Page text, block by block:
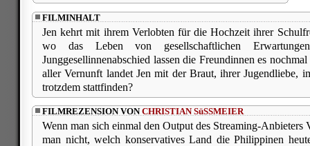
FILMINHALT
Jen kehrt mit ihrem Verlobten für die Hochzeit ihrer
wo das Leben von gesellschaftlichen
Junggesellinnenabschied lassen die Freundinnen es
aller Vernunft landet Jen mit der Braut, ihrer Jugendliebe,
trotzdem stattfinden?
FILMREZENSION VONCHRISTIAN SüSSMEIER
Wenn man sich einmal den Output des Streaming-Anbieters
man nicht, welch konservatives Land die Philippinen